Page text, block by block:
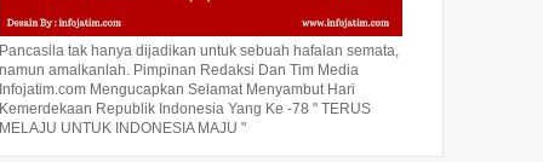
Pancasila tak hanya dijadikan untuk sebuah hafalan semata,
namun amalkanlah. Pimpinan Redaksi Dan Tim Media
Infojatim.com Mengucapkan Selamat Menyambut Hari
Kemerdekaan Republik Indonesia Yang Ke -78 " TERUS
MELAJU UNTUK INDONESIA MAJU "